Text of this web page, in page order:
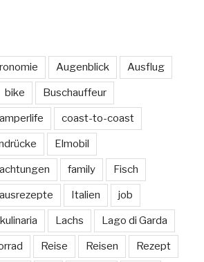
Augenblick Ausflug
bike Buschauffeur
coast-to-coast
Elmobil
family Fisch
Italien job
kulinaria Lachs Lago di Garda
Reise Reisen Rezept